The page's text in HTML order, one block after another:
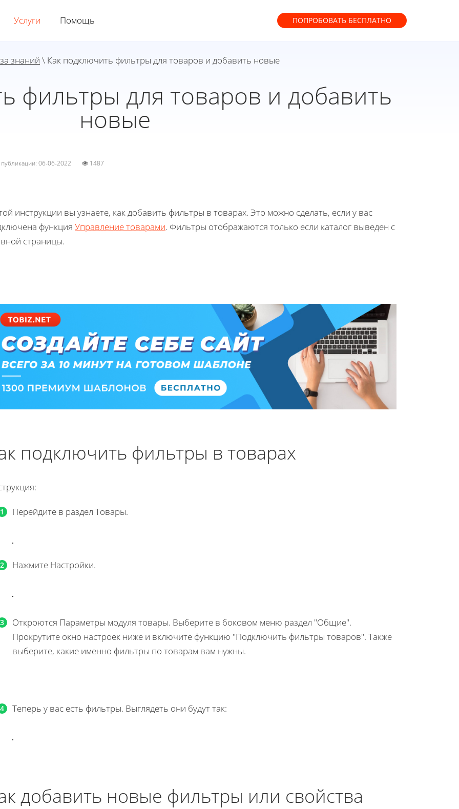
Услуги Помощь ПОПРОБОВАТЬ БЕСПЛАТНО
знаний \ Как подключить фильтры для товаров и добавить новые
фильтры для товаров и добавить
новые
публикации: 06-06-2022 1487
инструкции вы узнаете, как добавить фильтры в товарах. Это можно сделать, если у вас
функция Управление товарами. Фильтры отображаются только если каталог выведен с
страницы.
подключить фильтры в товарах
Перейдите в раздел Товары.
Нажмите Настройки.
Откроются Параметры модуля товары. Выберите в боковом меню раздел "Общие".
Прокрутите окно настроек ниже и включите функцию "Подключить фильтры товаров". Также
выберите, какие именно фильтры по товарам вам нужны.
Теперь у вас есть фильтры. Выглядеть они будут так:
добавить новые фильтры или свойства